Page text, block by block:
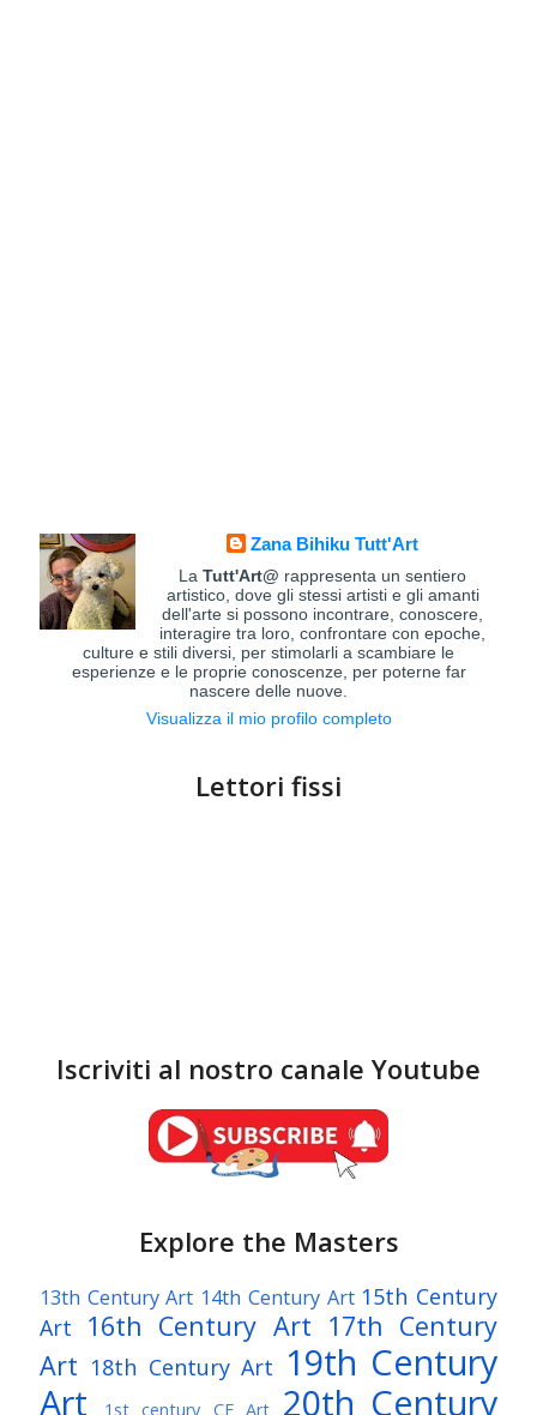
Zana Bihiku Tutt'Art
LaTutt'Art@ rappresenta un sentiero
artistico, dove gli stessi artisti e gli amanti
dell'arte si possono incontrare, conoscere,
interagire tra loro, confrontare con epoche,
culture e stili diversi, per stimolarli a scambiare le
esperienze e le proprie conoscenze, per poterne far
nascere delle nuove.
Visualizza il mio profilo completo
Lettori fissi
Iscriviti al nostro canale Youtube
Explore the Masters
13th Century Art 14th Century Art 15th Century
Art
16th Century Art 17th Century
Art 18th Century Art 19th Century
Art
1st century CE Art 20th Century